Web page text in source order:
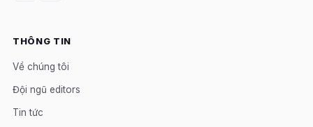
THÔNG TIN
Về chúng tôi
Đội ngũ editors
Tin tức